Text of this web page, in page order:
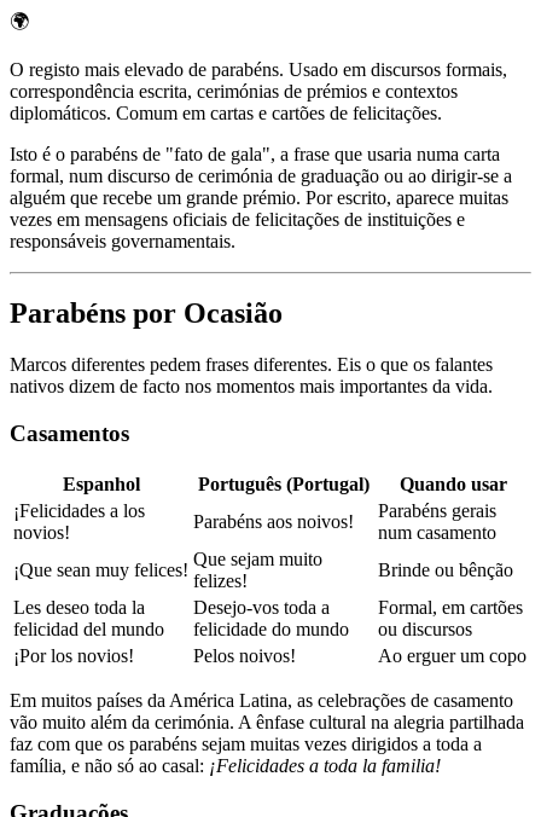
🌍
O registo mais elevado de parabéns. Usado em discursos formais,
correspondência escrita, cerimónias de prémios e contextos
diplomáticos. Comum em cartas e cartões de felicitações.
Isto é o parabéns de "fato de gala", a frase que usaria numa carta
formal, num discurso de cerimónia de graduação ou ao dirigir-se a
alguém que recebe um grande prémio. Por escrito, aparece muitas
vezes em mensagens oficiais de felicitações de instituições e
responsáveis governamentais.
Parabéns por Ocasião
Marcos diferentes pedem frases diferentes. Eis o que os falantes
nativos dizem de facto nos momentos mais importantes da vida.
Casamentos
Espanhol Português (Portugal)
Quando usar
¡Felicidades a los
novios!
Parabéns aos noivos!
Parabéns gerais
num casamento
¡Que sean muy felices!
Que sejam muito
felizes!
Brinde ou bênção
Les deseo toda la
felicidad del mundo
Desejo-vos toda a
felicidade do mundo
Formal, em cartões
ou discursos
¡Por los novios!
Pelos noivos! Ao erguer um copo
Em muitos países da América Latina, as celebrações de casamento
vão muito além da cerimónia. A ênfase cultural na alegria partilhada
faz com que os parabéns sejam muitas vezes dirigidos a toda a
família, e não só ao casal: ¡Felicidades a toda la familia!